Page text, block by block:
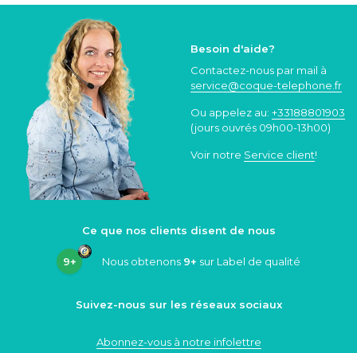
Besoin d'aide?
Contactez-nous par mail à
service@coque-telephone.fr
Ou appelez au: +33188801903
(jours ouvrés 09h00-13h00)
Voir notre Service client!
Ce que nos clients disent de nous
9+ Nous obtenons 9+ sur Label de qualité
Suivez-nous sur les réseaux sociaux
Abonnez-vous à notre infolettre